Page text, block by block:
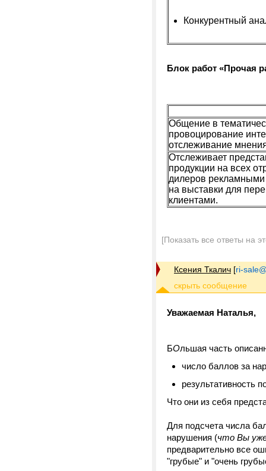
Конкурентный
Блок работ «Прочая
Общение в
провоцирование
отслеживание
Отслеживает
продукции на всех
дилеров
на выставки для
клиентами.
[Показать все ответы на
Ксения Ткалич [ri-
Уважаемая Наталья,
БОльшая часть
число баллов за
результативность
Что они из себя
Для подсчета числа
нарушения (что Вы
предварительно все
"грубые" и "очень